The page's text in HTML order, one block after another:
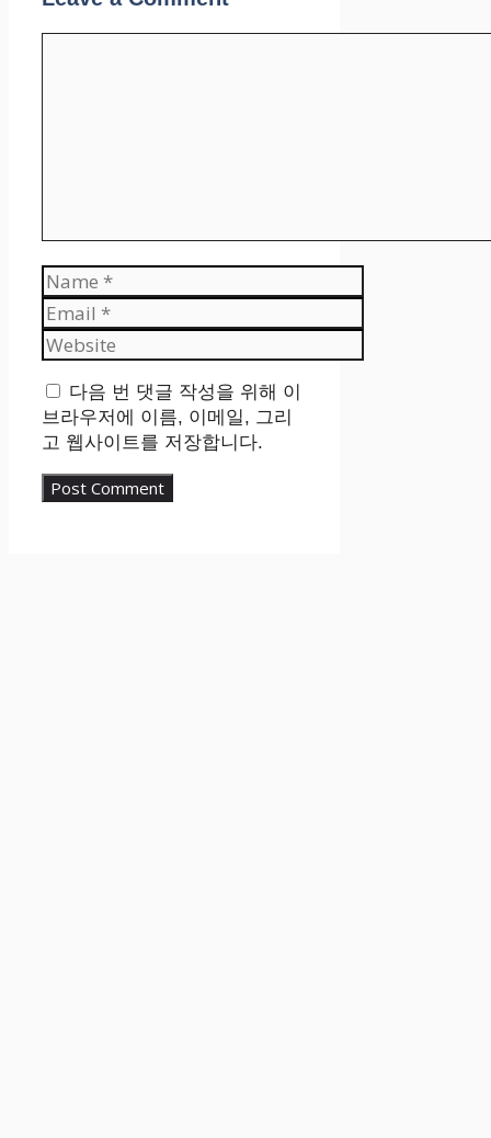
Name
Email
Website
다음 번 댓글 작성을 위해 이
브라우저에 이름, 이메일, 그리
고 웹사이트를 저장합니다.